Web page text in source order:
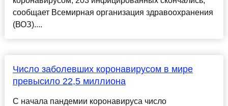
сообщает Всемирная организация здравоохранения
(ВОЗ)....
Число заболевших коронавирусом в мире
превысило 22,5 миллиона
С начала пандемии коронавируса число